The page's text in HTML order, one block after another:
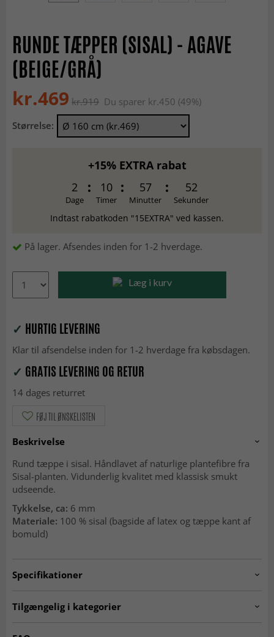
RUNDE TÆPPER (SISAL) - AGAVE
(BEIGE/GRÅ)
kr.469 kr.919 Du sparer kr.450 (49%)
Størrelse:
+15% EXTRA rabat
2
Dage
10
Timer
57
Minutter
51
Sekunder
Indtast rabatkoden "15EXTRA" ved kassen.
På lager. Afsendes inden for 1-2 hverdage.
Læg i kurv
✓ HURTIG LEVERING
Klar til afsendelse inden for 1-2 hverdage fra købsdagen.
✓ GRATIS LEVERING OG RETUR
14 dages returret
FØJ TIL ØNSKELISTEN
Beskrivelse
Rund tæppe i sisal. Håndlavet af naturlige plantefibre fra
Sisal-planten. Vidunderlig kvalitet med klassisk smukt
udseende.
Tykkelse, ca: 6 mm
Materiale: 100 % sisal (bagside af latex og tæppe kant af
bomuld)
Specifikationer
Tilgængelig i kategorier